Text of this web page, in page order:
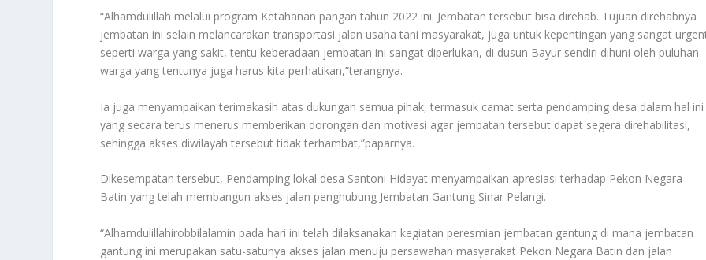
“Alhamdulillah melalui program Ketahanan pangan tahun 2022 ini. Jembatan tersebut bisa direhab. Tujuan direhabnya
jembatan ini selain melancarakan transportasi jalan usaha tani masyarakat, juga untuk kepentingan yang sangat
seperti warga yang sakit, tentu keberadaan jembatan ini sangat diperlukan, di dusun Bayur sendiri dihuni oleh puluhan
warga yang tentunya juga harus kita perhatikan,”terangnya.
Ia juga menyampaikan terimakasih atas dukungan semua pihak, termasuk camat serta pendamping desa dalam hal ini
yang secara terus menerus memberikan dorongan dan motivasi agar jembatan tersebut dapat segera direhabilitasi,
sehingga akses diwilayah tersebut tidak terhambat,”paparnya.
Dikesempatan tersebut, Pendamping lokal desa Santoni Hidayat menyampaikan apresiasi terhadap Pekon Negara
Batin yang telah membangun akses jalan penghubung Jembatan Gantung Sinar Pelangi.
“Alhamdulillahirobbilalamin pada hari ini telah dilaksanakan kegiatan peresmian jembatan gantung di mana jembatan
gantung ini merupakan satu-satunya akses jalan menuju persawahan masyarakat Pekon Negara Batin dan jalan